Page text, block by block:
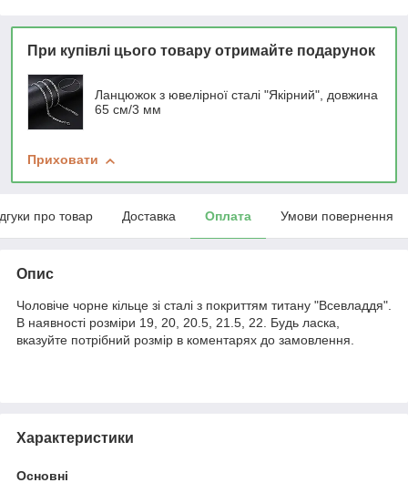
При купівлі цього товару отримайте подарунок
Ланцюжок з ювелірної сталі "Якірний", довжина
65 см/3 мм
Приховати
про товар Доставка Оплата Умови повернення
Опис
Чоловіче чорне кільце зі сталі з покриттям титану "Всевладдя".
В наявності розміри 19, 20, 20.5, 21.5, 22. Будь ласка,
вказуйте потрібний розмір в коментарях до замовлення.
Характеристики
Основні